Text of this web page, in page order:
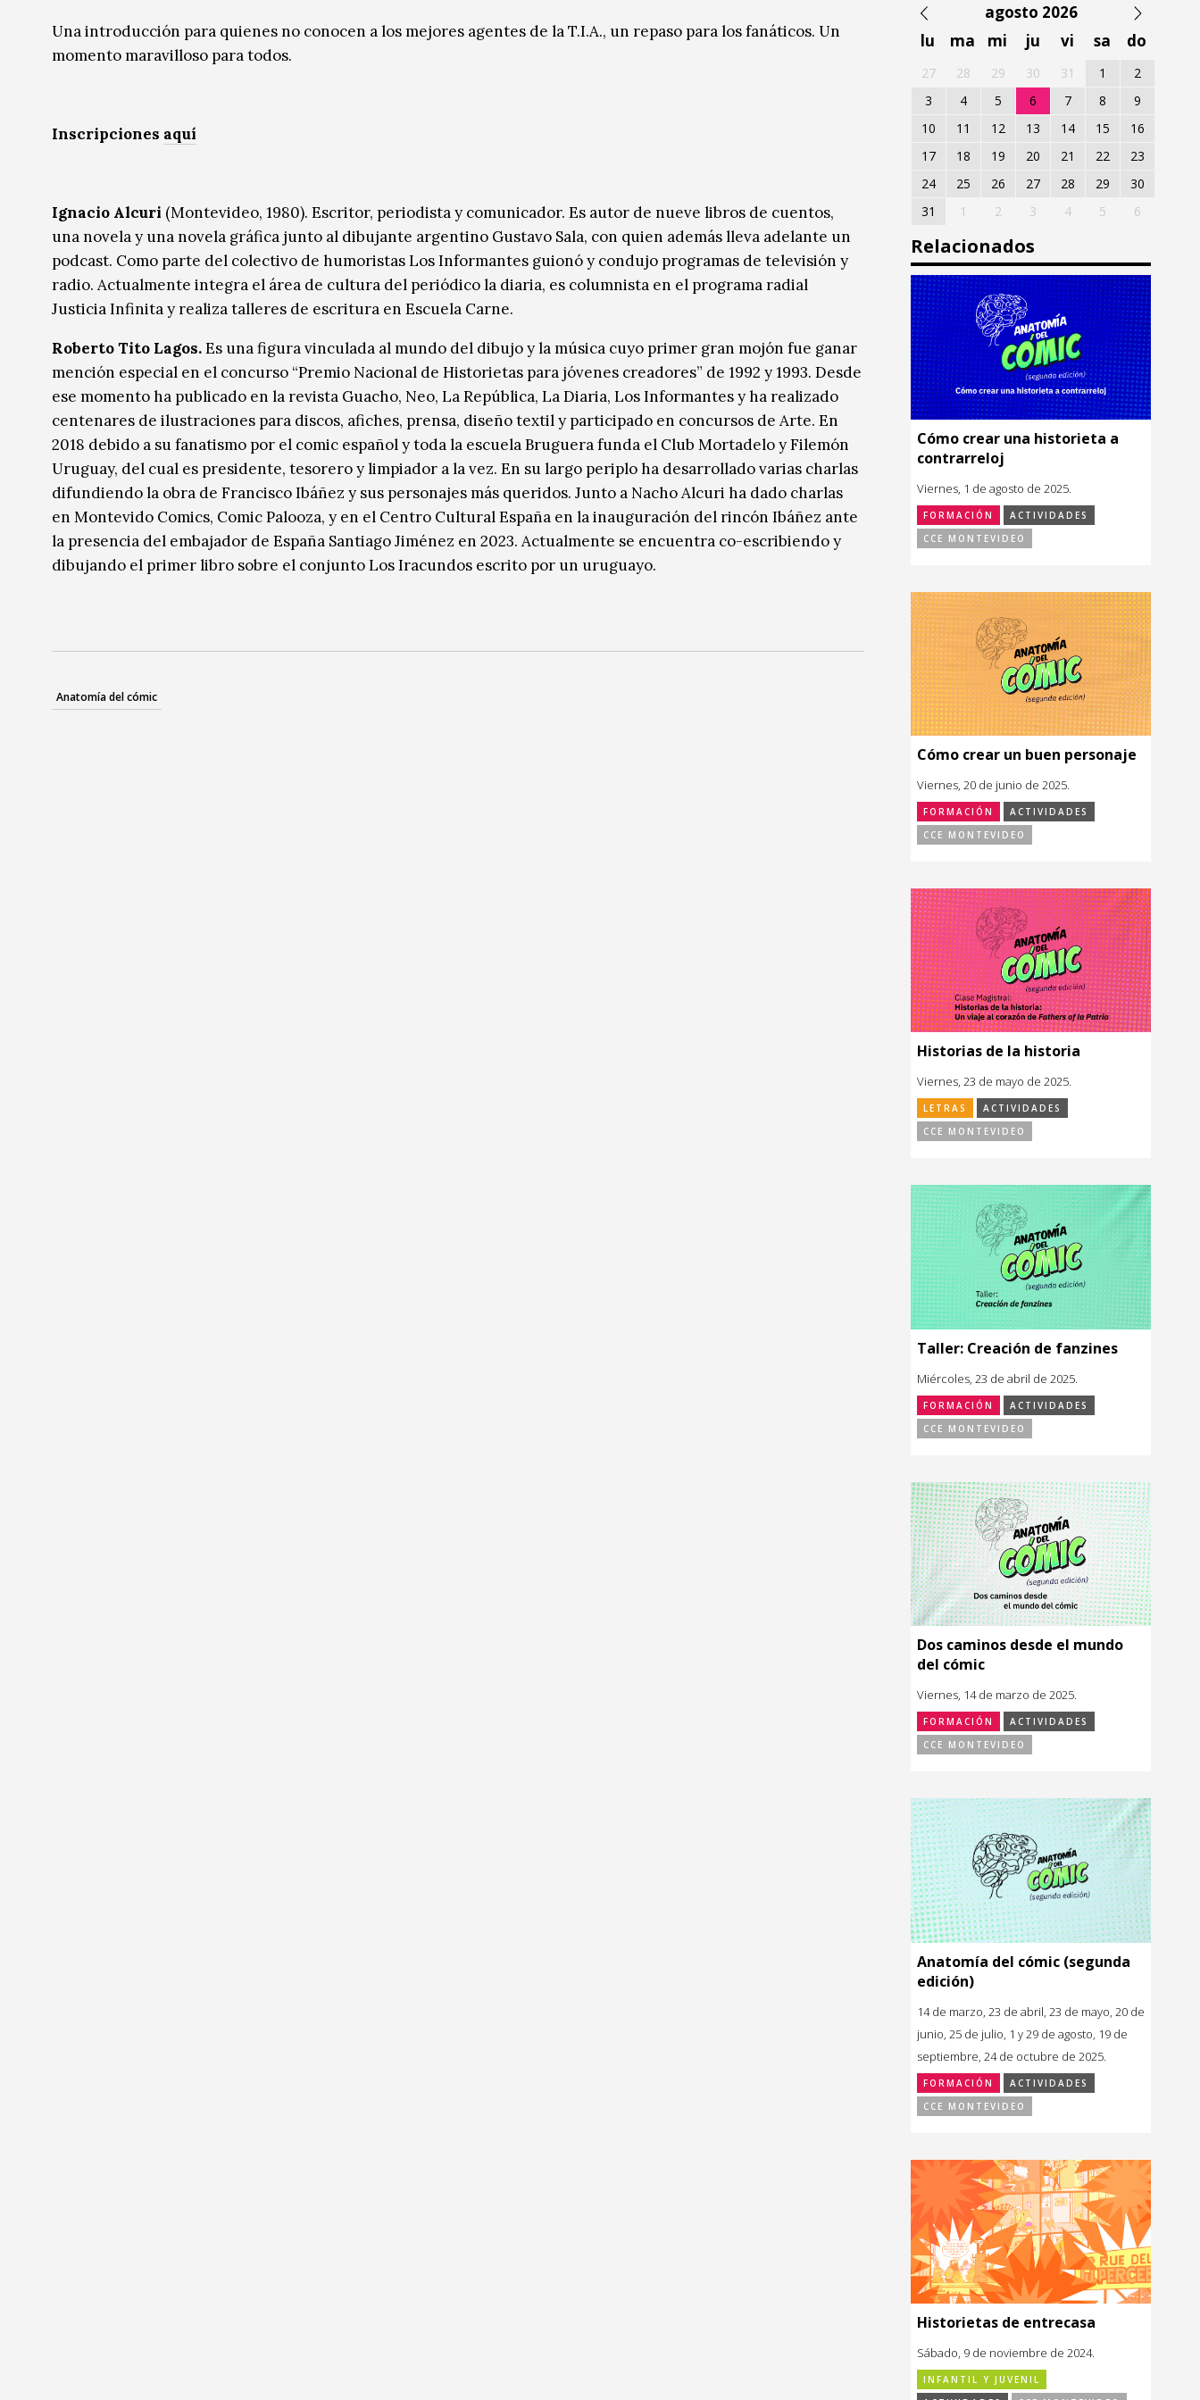
Música
Música
Sin categoríaSin categoría
Una introducción para quienes no conocen a los mejores agentes de la T.I.A., un repaso para los fanáticos. Un
momento maravilloso para todos.
Inscripciones aquí
Ignacio Alcuri (Montevideo, 1980). Escritor, periodista y comunicador. Es autor de nueve libros de cuentos,
una novela y una novela gráfica junto al dibujante argentino Gustavo Sala, con quien además lleva adelante un
podcast. Como parte del colectivo de humoristas Los Informantes guionó y condujo programas de televisión y
radio. Actualmente integra el área de cultura del periódico la diaria, es columnista en el programa radial
Justicia Infinita y realiza talleres de escritura en Escuela Carne.
Roberto Tito Lagos.Es una figura vinculada al mundo del dibujo y la música cuyo primer gran mojón fue ganar
mención especial en el concurso “Premio Nacional de Historietas para jóvenes creadores” de 1992 y 1993. Desde
ese momento ha publicado en la revista Guacho, Neo, La República, La Diaria, Los Informantes y ha realizado
centenares de ilustraciones para discos, afiches, prensa, diseño textil y participado en concursos de Arte. En
2018 debido a su fanatismo por el comic español y toda la escuela Bruguera funda el Club Mortadelo y Filemón
Uruguay, del cual es presidente, tesorero y limpiador a la vez. En su largo periplo ha desarrollado varias charlas
difundiendo la obra de Francisco Ibáñez y sus personajes más queridos. Junto a Nacho Alcuri ha dado charlas
en Montevido Comics, Comic Palooza, y en el Centro Cultural España en la inauguración del rincón Ibáñez ante
la presencia del embajador de España Santiago Jiménez en 2023. Actualmente se encuentra co-escribiendo y
dibujando el primer libro sobre el conjunto Los Iracundos escrito por un uruguayo.
Anatomía del cómic
agosto 2026
lu
ma mi ju vi sa do
27 28 29 30 31 1
2
3
4 5 6 7 8
9
10
11 12 13 14 15
16
17
18 19 20 21 22
23
24
25 26 27 28 29
30
31
1 2 3 4 5 6
Relacionados
Cómo crear una historieta a
contrarreloj
Viernes, 1 de agosto de 2025.
FORMACIÓN
ACTIVIDADES
CCE MONTEVIDEO
Cómo crear un buen personaje
Viernes, 20 de junio de 2025.
FORMACIÓN
ACTIVIDADES
CCE MONTEVIDEO
Historias de la historia
Viernes, 23 de mayo de 2025.
LETRAS
ACTIVIDADES
CCE MONTEVIDEO
Taller: Creación de fanzines
Miércoles, 23 de abril de 2025.
FORMACIÓN
ACTIVIDADES
CCE MONTEVIDEO
Dos caminos desde el mundo
del cómic
Viernes, 14 de marzo de 2025.
FORMACIÓN
ACTIVIDADES
CCE MONTEVIDEO
Anatomía del cómic (segunda
edición)
14 de marzo, 23 de abril, 23 de mayo, 20 de
junio, 25 de julio, 1 y 29 de agosto, 19 de
septiembre, 24 de octubre de 2025.
FORMACIÓN
ACTIVIDADES
CCE MONTEVIDEO
Historietas de entrecasa
Sábado, 9 de noviembre de 2024.
INFANTIL Y JUVENIL